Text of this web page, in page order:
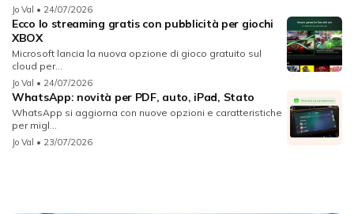
Jo Val • 24/07/2026
Ecco lo streaming gratis con pubblicità per giochi
XBOX
Microsoft lancia la nuova opzione di gioco gratuito sul
cloud per...
Jo Val • 24/07/2026
WhatsApp: novità per PDF, auto, iPad, Stato
WhatsApp si aggiorna con nuove opzioni e caratteristiche
per migl...
Jo Val • 23/07/2026